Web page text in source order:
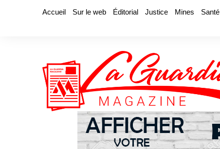
Accueil Sur le web Éditorial Justice Mines Santé